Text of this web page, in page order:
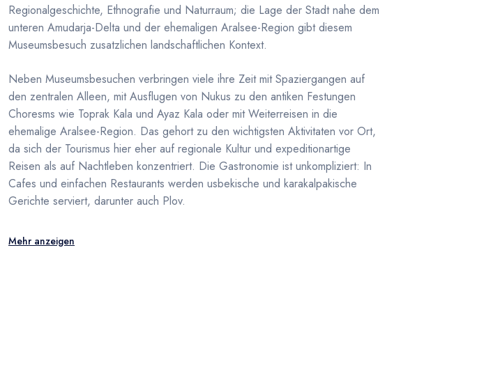
Regionalgeschichte, Ethnografie und Naturraum; die Lage der Stadt nahe dem
unteren Amudarja-Delta und der ehemaligen Aralsee-Region gibt diesem
Museumsbesuch zusatzlichen landschaftlichen Kontext.
Neben Museumsbesuchen verbringen viele ihre Zeit mit Spaziergangen auf
den zentralen Alleen, mit Ausflugen von Nukus zu den antiken Festungen
Choresms wie Toprak Kala und Ayaz Kala oder mit Weiterreisen in die
ehemalige Aralsee-Region. Das gehort zu den wichtigsten Aktivitaten vor Ort,
da sich der Tourismus hier eher auf regionale Kultur und expeditionartige
Reisen als auf Nachtleben konzentriert. Die Gastronomie ist unkompliziert: In
Cafes und einfachen Restaurants werden usbekische und karakalpakische
Gerichte serviert, darunter auch Plov.
Mehr anzeigen